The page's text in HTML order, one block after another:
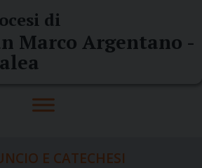
di
Marco Argentano -
E CATECHESI